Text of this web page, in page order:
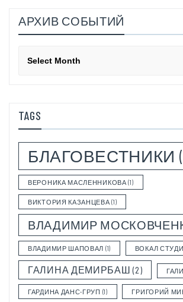
АРХИВ СОБЫТИЙ
событий
TAGS
БЛАГОВЕСТНИКИ
ВЕРОНИКА МАСЛЕННИКОВА (1)
ВИКТОРИЯ КАЗАНЦЕВА (1)
ВЛАДИМИР
ВЛАДИМИР ШАПОВАЛ (1) ВОКАЛ
ГАЛИНА ДЕМИРБАШ (2)
ГАРДИНА ДАНС-ГРУП (1) ГРИГОРИЙ